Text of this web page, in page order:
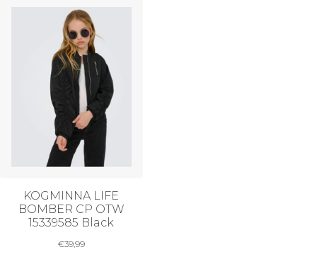
KOGMINNA LIFE
BOMBER CP OTW
15339585 Black
€39,99